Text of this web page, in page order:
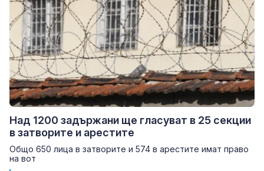
Над 1200 задържани ще гласуват в 25 секции
в затворите и арестите
Общо 650 лица в затворите и 574 в арестите имат право
на вот